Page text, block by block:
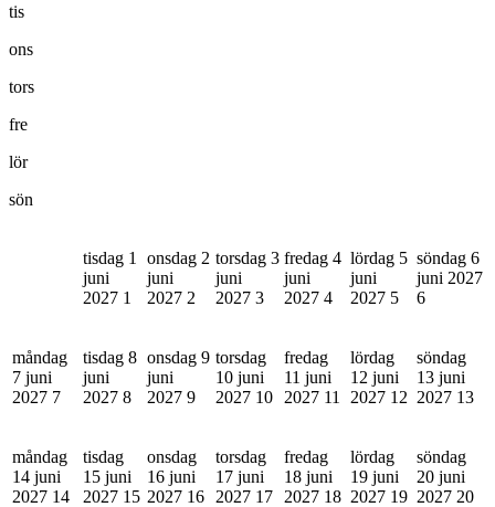
tis
ons
tors
fre
lör
sön
tisdag 1
juni
2027 1
onsdag 2
juni
2027 2
torsdag 3
juni
2027 3
fredag 4
juni
2027 4
lördag 5
juni
2027 5
söndag 6
juni 2027
6
måndag
7 juni
2027 7
tisdag 8
juni
2027 8
onsdag 9
juni
2027 9
torsdag
10 juni
2027 10
fredag
11 juni
2027 11
lördag
12 juni
2027 12
söndag
13 juni
2027 13
måndag
14 juni
2027 14
tisdag
15 juni
2027 15
onsdag
16 juni
2027 16
torsdag
17 juni
2027 17
fredag
18 juni
2027 18
lördag
19 juni
2027 19
söndag
20 juni
2027 20